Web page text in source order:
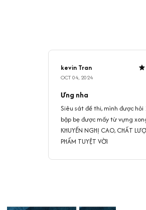
kevin Tran
OCT 04, 2024
Ưng nha
Siêu sát đề thi, mình được hỏi
bập bẹ được mấy từ vựng
KHUYẾN NGHỊ CAO, CHẤT
PHẨM TUYỆT VỜI